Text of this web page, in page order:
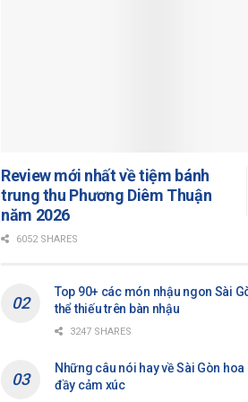
Review mới nhất về tiệm bánh
trung thu Phương Diêm Thuận
năm 2026
6052 SHARES
Top 90+ các món nhậu ngon Sài
thể thiếu trên bàn nhậu
3247 SHARES
Những câu nói hay về Sài Gòn
đầy cảm xúc